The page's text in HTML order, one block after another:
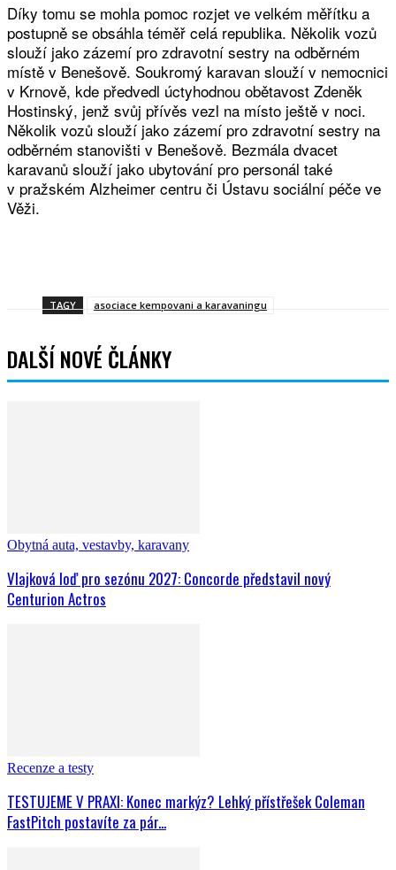
Díky tomu se mohla pomoc rozjet ve velkém měřítku a
postupně se obsáhla téměř celá republika. Několik vozů
slouží jako zázemí pro zdravotní sestry na odběrném
místě v Benešově. Soukromý karavan slouží v nemocnici
v Krnově, kde předvedl úctyhodnou obětavost Zdeněk
Hostinský, jenž svůj přívěs vezl na místo ještě v noci.
Několik vozů slouží jako zázemí pro zdravotní sestry na
odběrném stanovišti v Benešově. Bezmála dvacet
karavanů slouží jako ubytování pro personál také
v pražském Alzheimer centru či Ústavu sociální péče ve
Věži.
TAGY asociace kempovani a karavaningu
DALŠÍ NOVÉ ČLÁNKY
Obytná auta, vestavby, karavany
Vlajková loď pro sezónu 2027: Concorde představil nový
Centurion Actros
Recenze a testy
TESTUJEME V PRAXI: Konec markýz? Lehký přístřešek Coleman
FastPitch postavíte za pár...